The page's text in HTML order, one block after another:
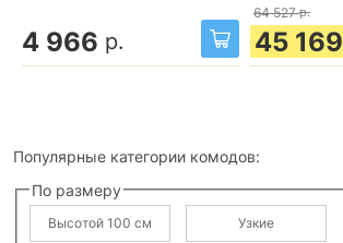
4 966 р.
64 527 р.
45 169
Популярные категории комодов:
По размеру
Высотой 100 см Узкие